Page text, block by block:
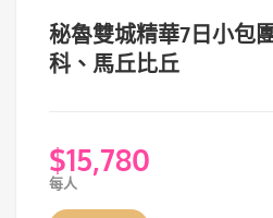
秘魯雙城精華7日小包
科、馬丘比丘
$15,780
每人